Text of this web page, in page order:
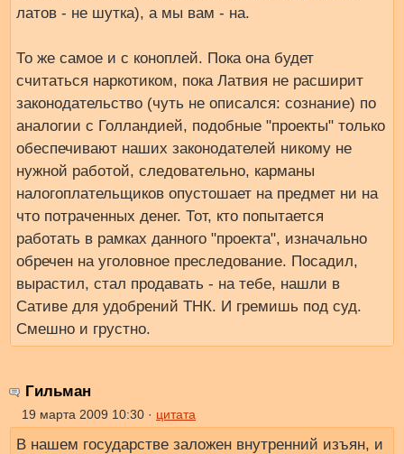
латов - не шутка), а мы вам - на.
То же самое и с коноплей. Пока она будет
считаться наркотиком, пока Латвия не расширит
законодательство (чуть не описался: сознание) по
аналогии с Голландией, подобные "проекты" только
обеспечивают наших законодателей никому не
нужной работой, следовательно, карманы
налогоплательщиков опустошает на предмет ни на
что потраченных денег. Тот, кто попытается
работать в рамках данного "проекта", изначально
обречен на уголовное преследование. Посадил,
вырастил, стал продавать - на тебе, нашли в
Сативе для удобрений ТНК. И гремишь под суд.
Смешно и грустно.
Гильман
19 марта 2009 10:30 · цитата
В нашем государстве заложен внутренний изъян, и